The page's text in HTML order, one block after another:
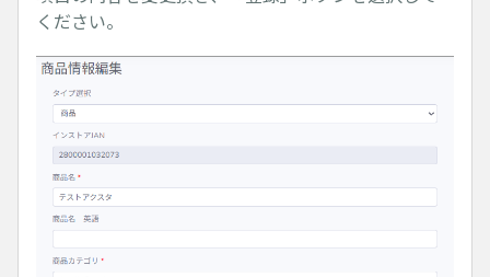
ください。